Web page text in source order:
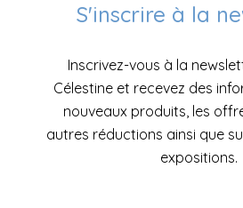
S'inscrire à la
Inscrivez-vous à la
Célestine et recevez des
nouveaux produits, les
autres réductions ainsi que
expositions.